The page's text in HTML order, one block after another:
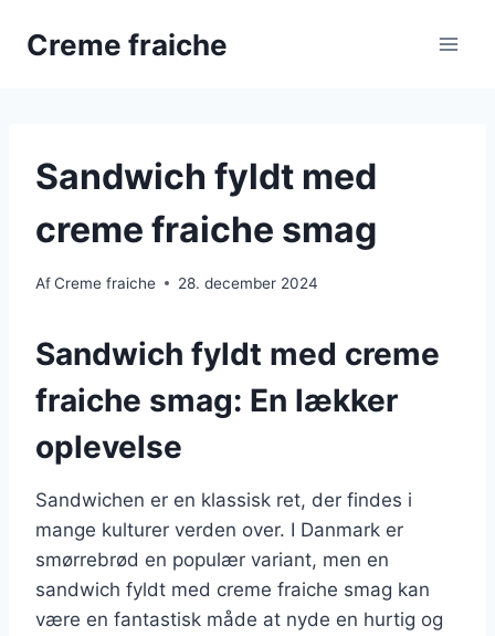
Creme fraiche
Sandwich fyldt med
creme fraiche smag
AfCreme fraiche 28. december 2024
Sandwich fyldt med creme
fraiche smag: En lækker
oplevelse
Sandwichen er en klassisk ret, der findes i
mange kulturer verden over. I Danmark er
smørrebrød en populær variant, men en
sandwich fyldt med creme fraiche smag kan
være en fantastisk måde at nyde en hurtig og